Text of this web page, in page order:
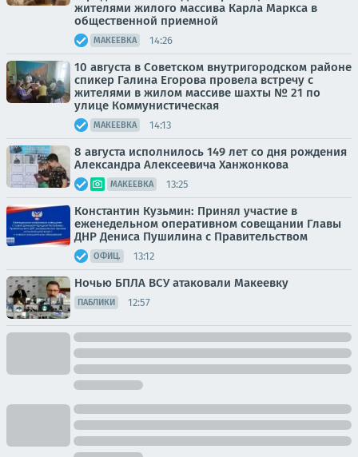
жителями жилого массива Карла Маркса в
общественной приемной
МАКЕЕВКА 14:26
10 августа в Советском внутригородском районе
спикер Галина Егорова провела встречу с
жителями в жилом массиве шахты № 21 по
улице Коммунистическая
МАКЕЕВКА 14:13
8 августа исполнилось 149 лет со дня рождения
Александра Алексеевича Ханжонкова
МАКЕЕВКА 13:25
Константин Кузьмин: Принял участие в
еженедельном оперативном совещании Главы
ДНР Дениса Пушилина с Правительством
ОФИЦ. 13:12
Ночью БПЛА ВСУ атаковали Макеевку
ПАБЛИКИ 12:57